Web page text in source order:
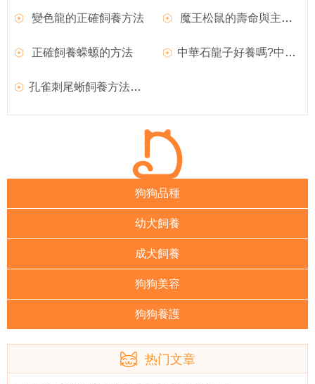
變色龍的正確飼養方法 魔王松鼠的壽命與主人的喂養方法有很大關系
正確飼養蝾螈的方法 中華石龍子好養嗎?中華石龍子圖片|價格|習性介紹
孔雀刺尾蜥飼養方法和外形特征介紹
狗狗品種
幼犬飼養
成犬飼養
狗狗美容
狗狗養護
热门文章